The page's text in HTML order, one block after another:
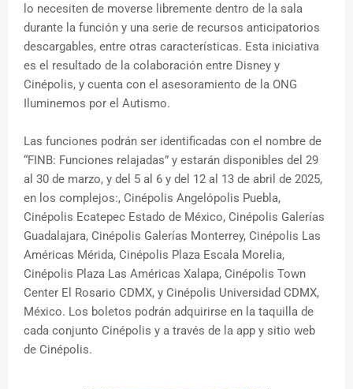
lo necesiten de moverse libremente dentro de la sala
durante la función y una serie de recursos anticipatorios
descargables, entre otras características. Esta iniciativa
es el resultado de la colaboración entre Disney y
Cinépolis, y cuenta con el asesoramiento de la ONG
Iluminemos por el Autismo.
Las funciones podrán ser identificadas con el nombre de
“FINB: Funciones relajadas” y estarán disponibles del 29
al 30 de marzo, y del 5 al 6 y del 12 al 13 de abril de 2025,
en los complejos:, Cinépolis Angelópolis Puebla,
Cinépolis Ecatepec Estado de México, Cinépolis Galerías
Guadalajara, Cinépolis Galerías Monterrey, Cinépolis Las
Américas Mérida, Cinépolis Plaza Escala Morelia,
Cinépolis Plaza Las Américas Xalapa, Cinépolis Town
Center El Rosario CDMX, y Cinépolis Universidad CDMX,
México. Los boletos podrán adquirirse en la taquilla de
cada conjunto Cinépolis y a través de la app y sitio web
de Cinépolis.